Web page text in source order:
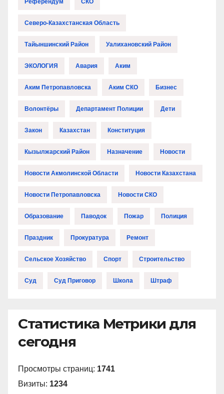
Референдум СКО
Северо-Казахстанская Область
Тайыншинский Район Уалихановский Район
ЭКОЛОГИЯ Авария Аким
Аким Петропавловска Аким СКО Бизнес
Волонтёры Департамент Полиции Дети
Закон Казахстан Конституция
Кызылжарский Район Назначение Новости
Новости Акмолинской Области Новости Казахстана
Новости Петропавловска Новости СКО
Образование Паводок Пожар Полиция
Праздник Прокуратура Ремонт
Сельское Хозяйство Спорт Строительство
Суд Суд Приговор Школа Штраф
Статистика Метрики для
сегодня
Просмотры страниц: 1741
Визиты: 1234